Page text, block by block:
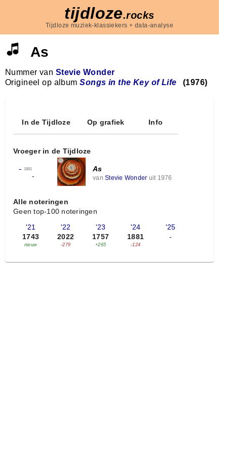
tijdloze.rocks
Tijdloze muziek-klassiekers + data-analyse
As
Nummer van Stevie Wonder
Origineel op albumSongs in the Key of Life (1976)
In de Tijdloze Op grafiek Info
Vroeger in de Tijdloze
← 1881
-
As
van Stevie Wonder uit 1976
Alle noteringen
Geen top-100 noteringen
'21
1743
nieuw
'22
2022
-279
'23
1757
+265
'24
1881
-124
'25
-